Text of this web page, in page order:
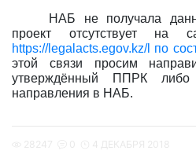
НАБ не получала
проект отсутствует на
https://legalacts.egov.kz/l по
этой связи просим
утверждённый ППРК
направления в НАБ.